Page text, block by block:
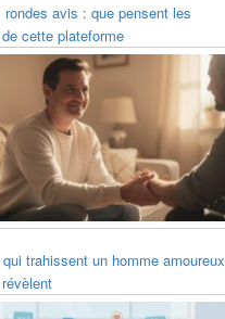
rondes avis : que pensent les
cette plateforme
trahissent un homme amoureux